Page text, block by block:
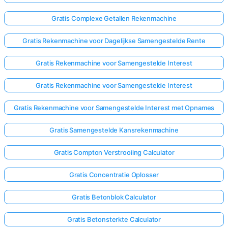
Gratis Complexe Getallen Rekenmachine
Gratis Rekenmachine voor Dagelijkse Samengestelde Rente
Gratis Rekenmachine voor Samengestelde Interest
Gratis Rekenmachine voor Samengestelde Interest
Gratis Rekenmachine voor Samengestelde Interest met Opnames
Gratis Samengestelde Kansrekenmachine
Gratis Compton Verstrooiing Calculator
Gratis Concentratie Oplosser
Gratis Betonblok Calculator
Gratis Betonsterkte Calculator